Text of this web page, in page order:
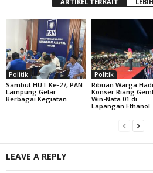
Politik
Sambut HUT Ke-27, PAN
Lampung Gelar
Berbagai Kegiatan
Politik
Ribuan Warga
Konser Riang
Win-Nata 01 di
Lapangan Ethanol
LEAVE A REPLY